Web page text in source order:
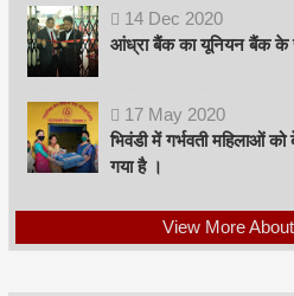
14 Dec 2020
आंध्रा बैंक का यूनियन बैंक के
17 May 2020
भिवंडी में गर्भवती महिलाओं
गया है ।
View More